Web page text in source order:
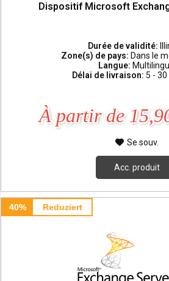
Dispositif Microsoft
Durée de validité:
Zone(s) de pays: Dans le
Langue:
Délai de livraison: 5 -
À partir de
Se souv.
Acc. produit
40% Reduziert